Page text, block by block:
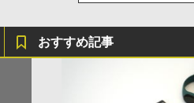
おすすめ記事